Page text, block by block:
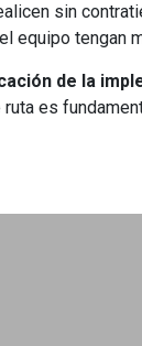
sin
equipo tengan
de la
es